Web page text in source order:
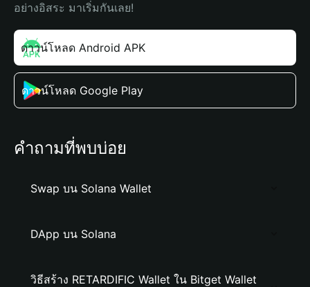
อย่างอิสระ มาเริ่มกันเลย!
ดาวน์โหลด Android APK
ดาวน์โหลด Google Play
คำถามที่พบบ่อย
Swap บน Solana Wallet
DApp บน Solana
วิธีสร้าง RETARDIFIC Wallet ใน Bitget Wallet